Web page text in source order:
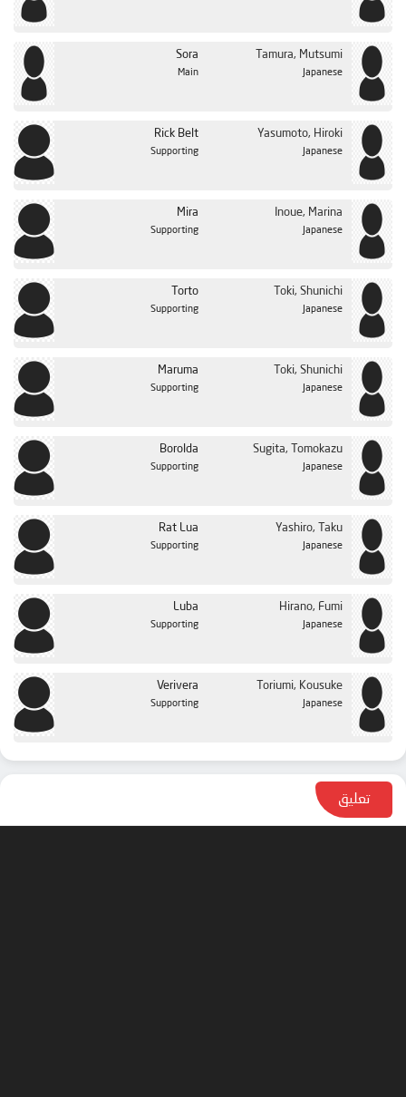
Sora
Main
Tamura, Mutsumi
Japanese
Rick Belt
Supporting
Yasumoto, Hiroki
Japanese
Mira
Supporting
Inoue, Marina
Japanese
Torto
Supporting
Toki, Shunichi
Japanese
Maruma
Supporting
Toki, Shunichi
Japanese
Borolda
Supporting
Sugita, Tomokazu
Japanese
Rat Lua
Supporting
Yashiro, Taku
Japanese
Luba
Supporting
Hirano, Fumi
Japanese
Verivera
Supporting
Toriumi, Kousuke
Japanese
تعليق